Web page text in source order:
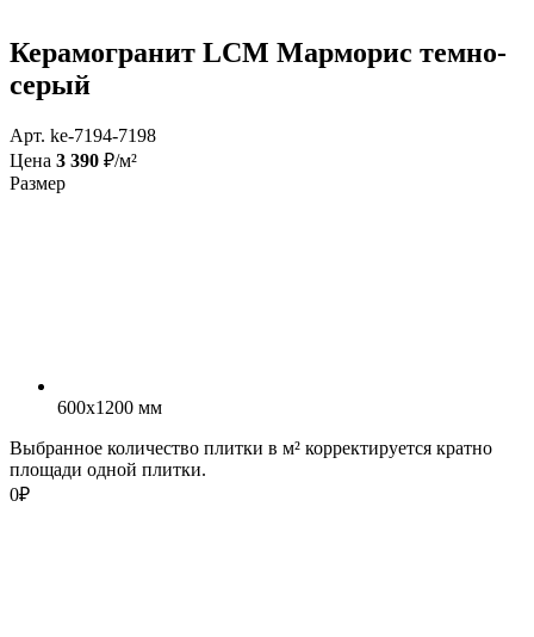
Керамогранит LCM Марморис темно-
серый
Арт. ke-7194-7198
Цена 3 390 ₽/м²
Размер
600x1200 мм
Выбранное количество плитки в м² корректируется кратно
площади одной плитки.
0₽